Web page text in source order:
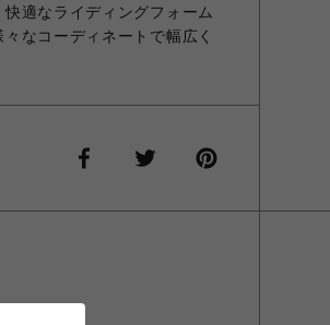
適なライディングフォーム
なコーディネートで幅広く